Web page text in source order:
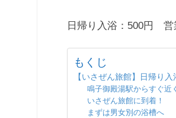
日帰り入浴：500円 営
もくじ
【いさぜん旅館】日帰り
鳴子御殿湯駅からすぐ近く
いさぜん旅館に到着！
まずは男女別の浴槽へ